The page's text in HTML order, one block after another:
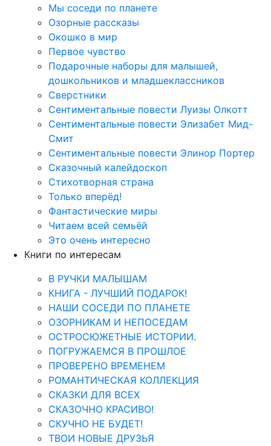
Мы соседи по планете
Озорные рассказы
Окошко в мир
Первое чувство
Подарочные наборы для малышей,
дошкольников и младшеклассников
Сверстники
Сентиментальные повести Луизы Олкотт
Сентиментальные повести Элизабет Мид-
Смит
Сентиментальные повести Элинор Портер
Сказочный калейдоскоп
Стихотворная страна
Только вперёд!
Фантастические миры
Читаем всей семьёй
Это очень интересно
Книги по интересам
В РУЧКИ МАЛЫШАМ
КНИГА - ЛУЧШИЙ ПОДАРОК!
НАШИ СОСЕДИ ПО ПЛАНЕТЕ
ОЗОРНИКАМ И НЕПОСЕДАМ
ОСТРОСЮЖЕТНЫЕ ИСТОРИИ.
ПОГРУЖАЕМСЯ В ПРОШЛОЕ
ПРОВЕРЕНО ВРЕМЕНЕМ
РОМАНТИЧЕСКАЯ КОЛЛЕКЦИЯ
СКАЗКИ ДЛЯ ВСЕХ
СКАЗОЧНО КРАСИВО!
СКУЧНО НЕ БУДЕТ!
ТВОИ НОВЫЕ ДРУЗЬЯ